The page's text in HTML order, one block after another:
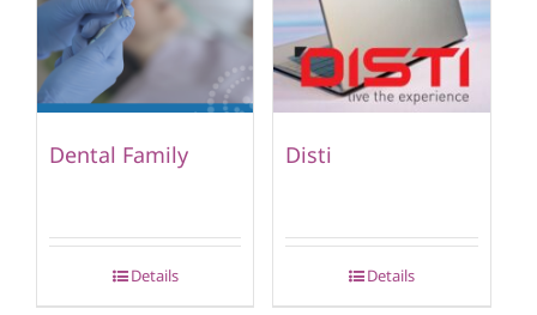
Dental Family
Details
Disti
Details